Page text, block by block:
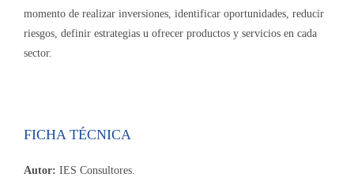
momento de realizar inversiones, identificar oportunidades, reducir
riesgos, definir estrategias u ofrecer productos y servicios en cada
sector.
FICHA TÉCNICA
Autor: IES Consultores.